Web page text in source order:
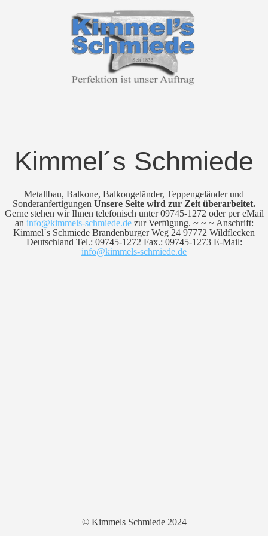
Kimmel´s Schmiede
Metallbau, Balkone, Balkongeländer, Teppengeländer und
Sonderanfertigungen Unsere Seite wird zur Zeit überarbeitet.
Gerne stehen wir Ihnen telefonisch unter 09745-1272 oder per eMail
an info@kimmels-schmiede.dezur Verfügung. ~ ~ ~ Anschrift:
Kimmel´s Schmiede Brandenburger Weg 24 97772 Wildflecken
Deutschland Tel.: 09745-1272 Fax.: 09745-1273 E-Mail:
info@kimmels-schmiede.de
© Kimmels Schmiede 2024